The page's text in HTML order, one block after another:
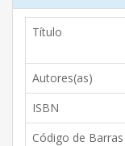
Título
Autores(as)
ISBN
Código de Barras